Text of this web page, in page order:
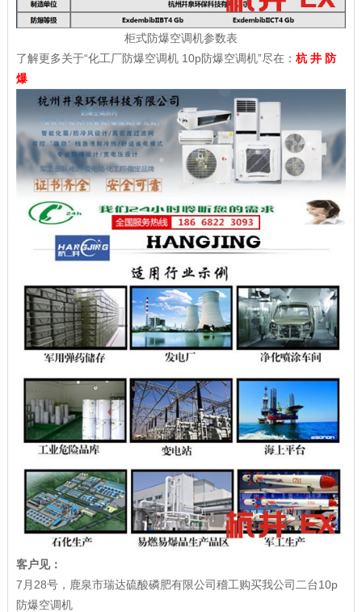
柜式防爆空调机参数表
了解更多关于“化工厂防爆空调机 10p防爆空调机”尽在： 杭 井 防
爆
客户见：
7月28号，鹿泉市瑞达硫酸磷肥有限公司稽工购买我公司二台10p
防爆空调机